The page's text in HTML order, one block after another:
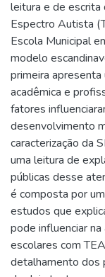
leitura e de escrita
Espectro Autista
Escola Municipal
modelo
primeira
acadêmica e
fatores
desenvolvimento
caracterização da
uma leitura de
públicas desse
é composta por
estudos que
pode influenciar
escolares com
detalhamento dos